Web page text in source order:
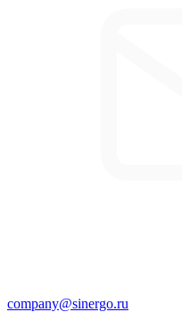
company@sinergo.ru